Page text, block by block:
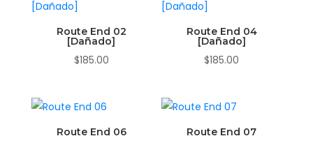
Route End 02
[Dañado]
$185.00
Route End 04
[Dañado]
$185.00
Route End 06 Route End 07